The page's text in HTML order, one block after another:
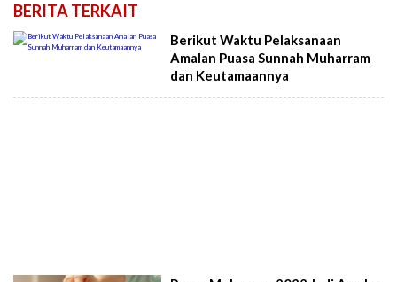
BERITA TERKAIT
Berikut Waktu Pelaksanaan
Amalan Puasa Sunnah Muharram
dan Keutamaannya